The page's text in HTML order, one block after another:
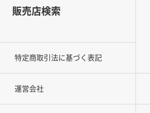
販売店検索
特定商取引法に基づく表記
運営会社